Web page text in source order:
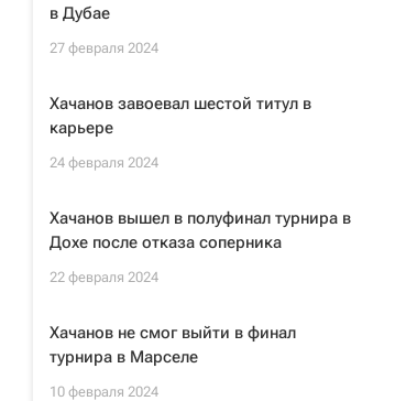
в Дубае
27 февраля 2024
Хачанов завоевал шестой титул в
карьере
24 февраля 2024
Хачанов вышел в полуфинал турнира в
Дохе после отказа соперника
22 февраля 2024
Хачанов не смог выйти в финал
турнира в Марселе
10 февраля 2024